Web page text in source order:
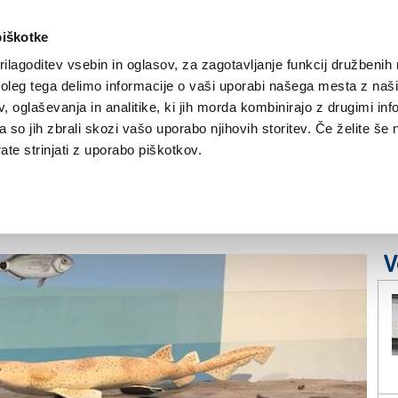
vsebin in oglasov, za zagotavljanje funkcij družbenih
tega delimo informacije o vaši uporabi našega mesta z
oglaševanja in analitike, ki jih morda kombinirajo z drugimi
so jih zbrali skozi vašo uporabo njihovih storitev. Če želite še
strinjati z uporabo piškotkov.
NOVICE TRŽAŠKA GORIŠKA KULTURA ŠPORT ŠE
Tržaškega